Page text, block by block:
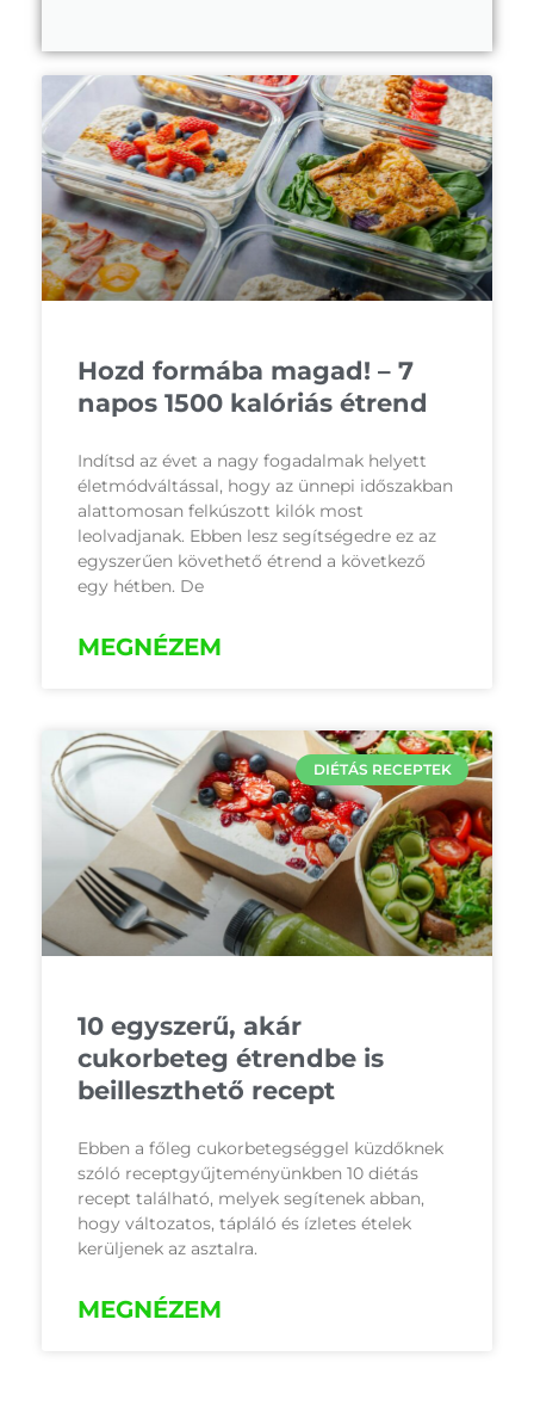
Hozd formába magad! – 7
napos 1500 kalóriás étrend
Indítsd az évet a nagy fogadalmak helyett
életmódváltással, hogy az ünnepi időszakban
alattomosan felkúszott kilók most
leolvadjanak. Ebben lesz segítségedre ez az
egyszerűen követhető étrend a következő
egy hétben. De
MEGNÉZEM
DIÉTÁS RECEPTEK
10 egyszerű, akár
cukorbeteg étrendbe is
beilleszthető recept
Ebben a főleg cukorbetegséggel küzdőknek
szóló receptgyűjteményünkben 10 diétás
recept található, melyek segítenek abban,
hogy változatos, tápláló és ízletes ételek
kerüljenek az asztalra.
MEGNÉZEM